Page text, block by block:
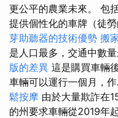
更公平的農業未來。 包
提供個性化的車牌（徒勞
芽助聽器的技術優勢 搬
是人口最多，交通中數
版的差異 這是購買車輛
車輛可以運行一個月，
鬆按摩 由於大量欺詐在
的州要求車輛從2019年